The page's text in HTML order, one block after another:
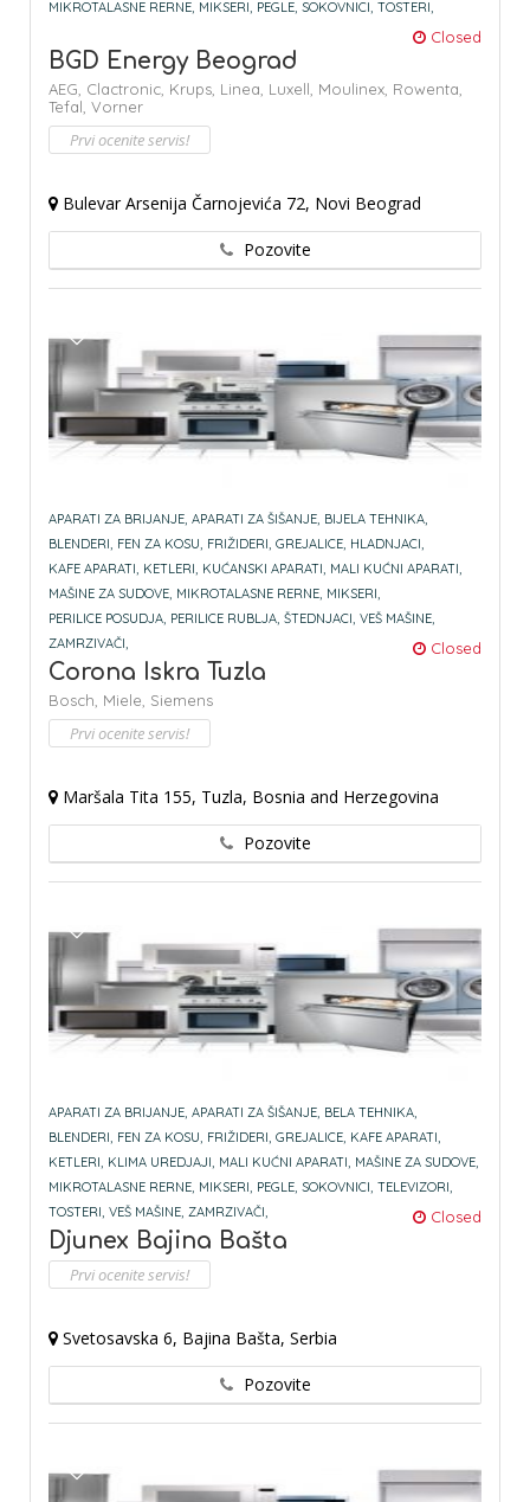
MIKROTALASNE RERNE, MIKSERI, PEGLE, SOKOVNICI, TOSTERI,
Closed
BGD Energy Beograd
AEG, Clactronic, Krups, Linea, Luxell, Moulinex, Rowenta,
Tefal, Vorner
Prvi ocenite servis!
Bulevar Arsenija Čarnojevića 72, Novi Beograd
Pozovite
APARATI ZA BRIJANJE, APARATI ZA ŠIŠANJE, BIJELA TEHNIKA,
BLENDERI, FEN ZA KOSU, FRIŽIDERI, GREJALICE, HLADNJACI,
KAFE APARATI, KETLERI, KUĆANSKI APARATI, MALI KUĆNI APARATI,
MAŠINE ZA SUDOVE, MIKROTALASNE RERNE, MIKSERI,
PERILICE POSUDJA, PERILICE RUBLJA, ŠTEDNJACI, VEŠ MAŠINE,
ZAMRZIVAČI,
Closed
Corona Iskra Tuzla
Bosch, Miele, Siemens
Prvi ocenite servis!
Maršala Tita 155, Tuzla, Bosnia and Herzegovina
Pozovite
APARATI ZA BRIJANJE, APARATI ZA ŠIŠANJE, BELA TEHNIKA,
BLENDERI, FEN ZA KOSU, FRIŽIDERI, GREJALICE, KAFE APARATI,
KETLERI, KLIMA UREDJAJI, MALI KUĆNI APARATI, MAŠINE ZA SUDOVE,
MIKROTALASNE RERNE, MIKSERI, PEGLE, SOKOVNICI, TELEVIZORI,
TOSTERI, VEŠ MAŠINE, ZAMRZIVAČI, Closed
Djunex Bajina Bašta
Prvi ocenite servis!
Svetosavska 6, Bajina Bašta, Serbia
Pozovite